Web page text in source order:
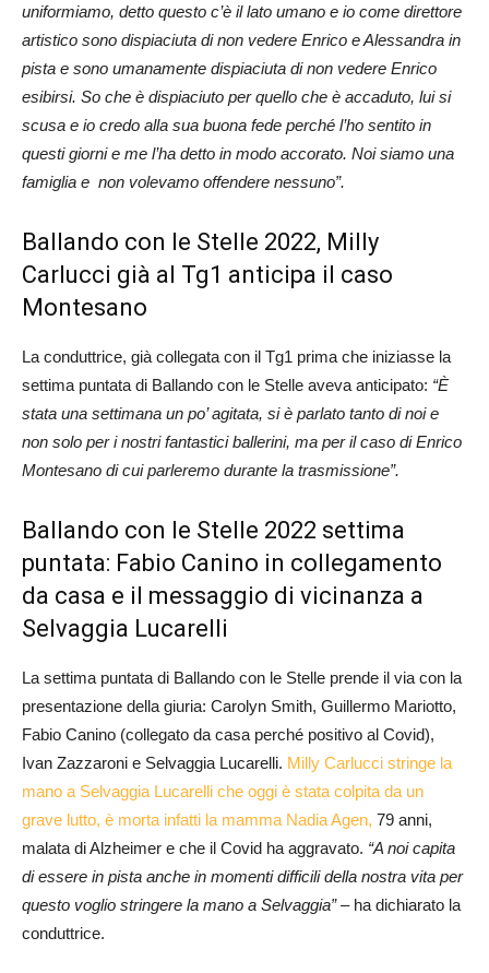
uniformiamo, detto questo c’è il lato umano e io come direttore
artistico sono dispiaciuta di non vedere Enrico e Alessandra in
pista e sono umanamente dispiaciuta di non vedere Enrico
esibirsi. So che è dispiaciuto per quello che è accaduto, lui si
scusa e io credo alla sua buona fede perché l’ho sentito in
questi giorni e me l’ha detto in modo accorato. Noi siamo una
famiglia e non volevamo offendere nessuno”.
Ballando con le Stelle 2022, Milly
Carlucci già al Tg1 anticipa il caso
Montesano
La conduttrice, già collegata con il Tg1 prima che iniziasse la
settima puntata di Ballando con le Stelle aveva anticipato: “È
stata una settimana un po’ agitata, si è parlato tanto di noi e
non solo per i nostri fantastici ballerini, ma per il caso di Enrico
Montesano di cui parleremo durante la trasmissione”.
Ballando con le Stelle 2022 settima
puntata: Fabio Canino in collegamento
da casa e il messaggio di vicinanza a
Selvaggia Lucarelli
La settima puntata di Ballando con le Stelle prende il via con la
presentazione della giuria: Carolyn Smith, Guillermo Mariotto,
Fabio Canino (collegato da casa perché positivo al Covid),
Ivan Zazzaroni e Selvaggia Lucarelli. Milly Carlucci stringe la
mano a Selvaggia Lucarelli che oggi è stata colpita da un
grave lutto, è morta infatti la mamma Nadia Agen, 79 anni,
malata di Alzheimer e che il Covid ha aggravato. “A noi capita
di essere in pista anche in momenti difficili della nostra vita per
questo voglio stringere la mano a Selvaggia”– ha dichiarato la
conduttrice.